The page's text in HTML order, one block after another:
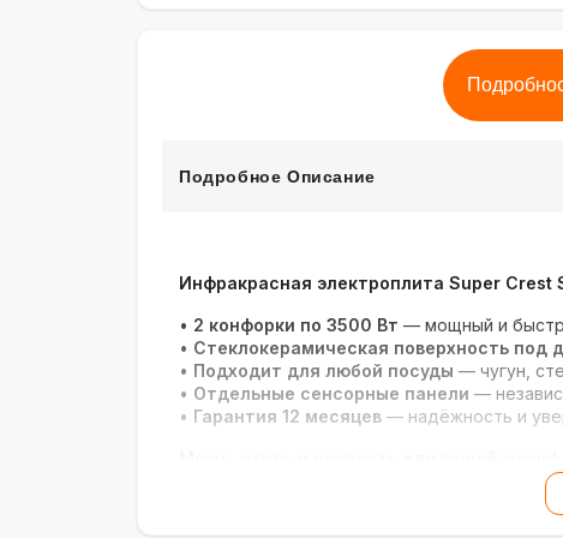
Подробное Описание
Инфракрасная электроплита Super Crest
• 2 конфорки по 3500 Вт — мощный и
• Стеклокерамическая поверхность под
• Подходит для любой посуды — чугун,
• Отдельные сенсорные панели —
• Гарантия 12 месяцев — надёжность и